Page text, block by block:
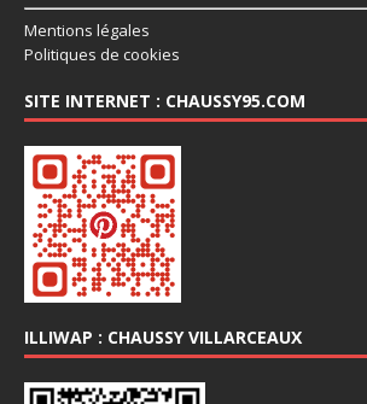
Mentions légales
Politiques de cookies
SITE INTERNET : CHAUSSY95.COM
ILLIWAP : CHAUSSY VILLARCEAUX